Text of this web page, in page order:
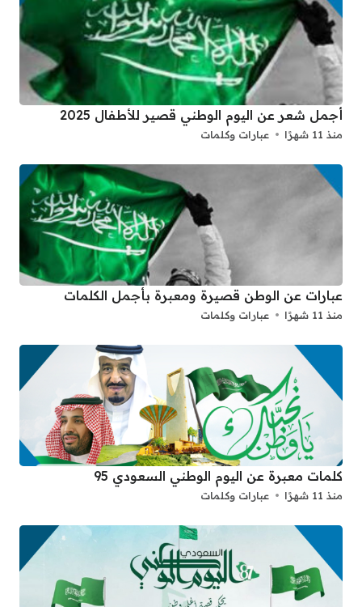
أجمل شعر عن اليوم الوطني قصير للأطفال 2025
منذ 11 شهرًا عبارات وكلمات
عبارات عن الوطن قصيرة ومعبرة بأجمل الكلمات
منذ 11 شهرًا عبارات وكلمات
كلمات معبرة عن اليوم الوطني السعودي 95
منذ 11 شهرًا عبارات وكلمات